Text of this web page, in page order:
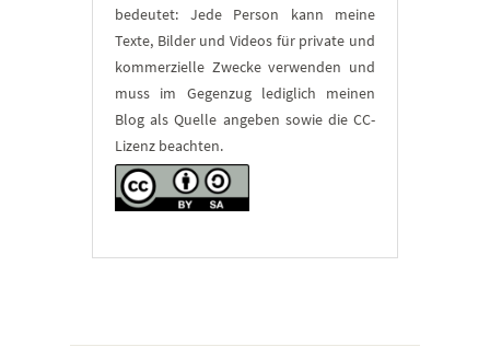
bedeutet: Jede Person kann meine
Texte, Bilder und Videos für private und
kommerzielle Zwecke verwenden und
muss im Gegenzug lediglich meinen
Blog als Quelle angeben sowie die CC-
Lizenz beachten.